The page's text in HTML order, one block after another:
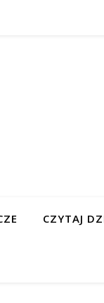
CZYTAJ